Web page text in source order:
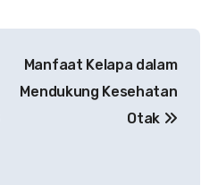
Manfaat Kelapa dalam
Mendukung Kesehatan
Otak